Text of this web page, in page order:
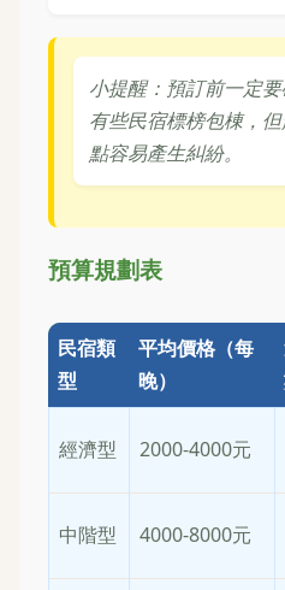
小提醒：預訂前一定要
有些民宿標榜包棟，
點容易產生糾紛。
預算規劃表
民宿類
型
平均價格（每
晚）
經濟型 2000-4000元
中階型 4000-8000元